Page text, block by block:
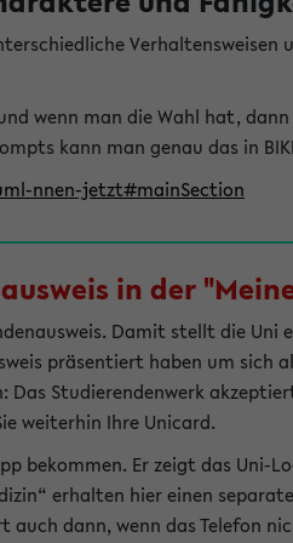
Verhaltensweisen
wenn man die Wahl hat,
kann man genau das in
nnen-jetzt#mainSection
in der
Damit stellt die
präsentiert haben um sich
Das Studierendenwerk
weiterhin Ihre Unicard.
bekommen. Er zeigt das Uni-
erhalten hier einen
auch dann, wenn das Telefon